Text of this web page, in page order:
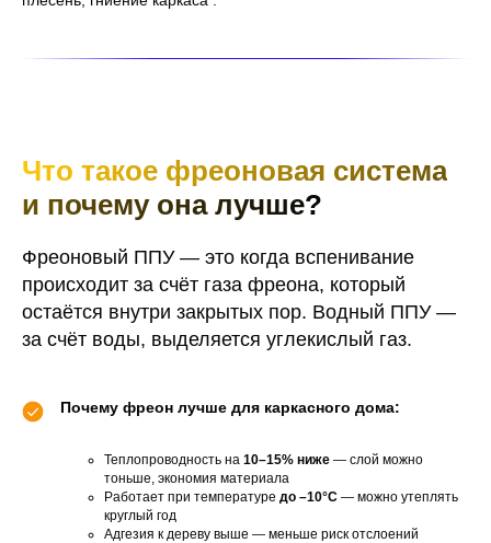
Что такое фреоновая система
и почему она лучше?
Фреоновый ППУ — это когда вспенивание
происходит за счёт газа фреона, который
остаётся внутри закрытых пор. Водный ППУ —
за счёт воды, выделяется углекислый газ.
Почему фреон лучше для каркасного дома:
Теплопроводность на 10–15% ниже — слой можно
тоньше, экономия материала
Работает при температуре до –10°C — можно утеплять
круглый год
Адгезия к дереву выше — меньше риск отслоений